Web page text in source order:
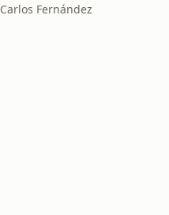
Carlos Fernández